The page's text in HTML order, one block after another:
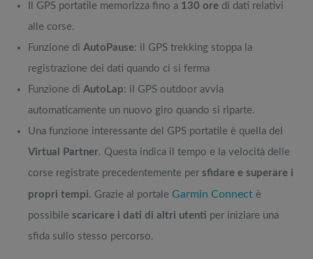
Il GPS portatile memorizza fino a 130 ore di dati relativi
alle corse.
Funzione di AutoPause: il GPS trekking stoppa la
registrazione dei dati quando ci si ferma
Funzione di AutoLap: il GPS outdoor avvia
automaticamente un nuovo giro quando si riparte.
Una funzione interessante del GPS portatile è quella del
Virtual Partner. Questa indica il tempo e la velocità delle
corse registrate precedentemente per sfidare e superare i
propri tempi. Grazie al portale Garmin Connect è
possibile scaricare i dati di altri utenti per iniziare una
sfida sullo stesso percorso.